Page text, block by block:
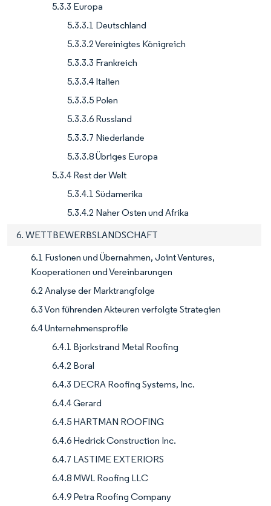
5.3.3 Europa
5.3.3.1 Deutschland
5.3.3.2 Vereinigtes Königreich
5.3.3.3 Frankreich
5.3.3.4 Italien
5.3.3.5 Polen
5.3.3.6 Russland
5.3.3.7 Niederlande
5.3.3.8 Übriges Europa
5.3.4 Rest der Welt
5.3.4.1 Südamerika
5.3.4.2 Naher Osten und Afrika
6. WETTBEWERBSLANDSCHAFT
6.1 Fusionen und Übernahmen, Joint Ventures,
Kooperationen und Vereinbarungen
6.2 Analyse der Marktrangfolge
6.3 Von führenden Akteuren verfolgte Strategien
6.4 Unternehmensprofile
6.4.1 Bjorkstrand Metal Roofing
6.4.2 Boral
6.4.3 DECRA Roofing Systems, Inc.
6.4.4 Gerard
6.4.5 HARTMAN ROOFING
6.4.6 Hedrick Construction Inc.
6.4.7 LASTIME EXTERIORS
6.4.8 MWL Roofing LLC
6.4.9 Petra Roofing Company